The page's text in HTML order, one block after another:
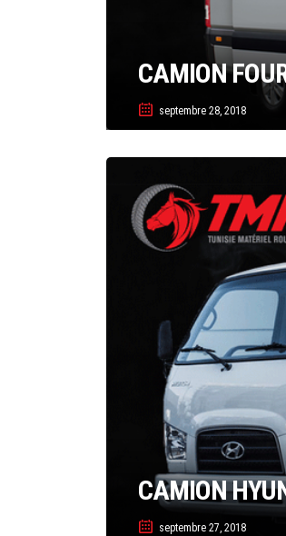
CAMION
septembre 28, 2018
CAMION
septembre 27, 2018